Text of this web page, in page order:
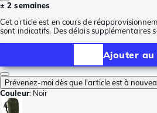
± 2 semaines
Cet article est en cours de
sont indicatifs. Des délais supplémentaires
Ajouter au
Prévenez-moi dès que l'article est à
Couleur: Noir